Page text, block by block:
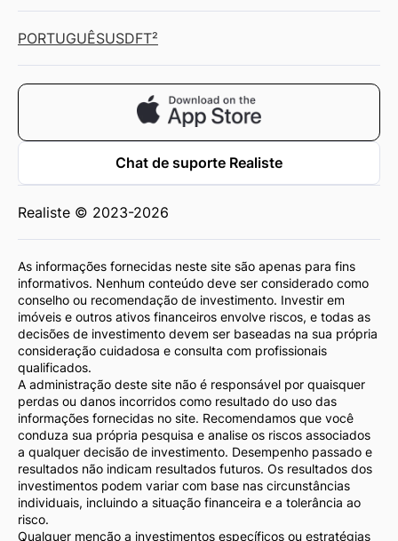
PORTUGUÊSUSDFT²
Chat de suporte Realiste
Realiste © 2023-2026
As informações fornecidas neste site são apenas para fins
informativos. Nenhum conteúdo deve ser considerado como
conselho ou recomendação de investimento. Investir em
imóveis e outros ativos financeiros envolve riscos, e todas as
decisões de investimento devem ser baseadas na sua própria
consideração cuidadosa e consulta com profissionais
qualificados.
A administração deste site não é responsável por quaisquer
perdas ou danos incorridos como resultado do uso das
informações fornecidas no site. Recomendamos que você
conduza sua própria pesquisa e analise os riscos associados
a qualquer decisão de investimento. Desempenho passado e
resultados não indicam resultados futuros. Os resultados dos
investimentos podem variar com base nas circunstâncias
individuais, incluindo a situação financeira e a tolerância ao
risco.
Qualquer menção a investimentos específicos ou estratégias